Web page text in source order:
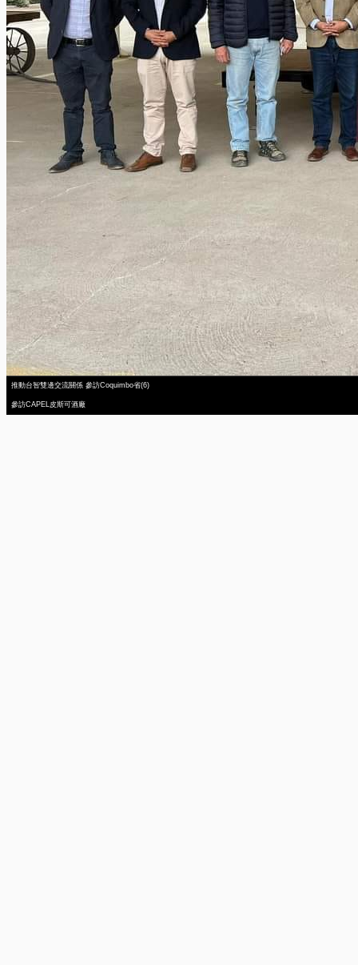
推動台智雙邊交流關係 參訪Coquimbo省(6)
參訪CAPEL皮斯可酒廠